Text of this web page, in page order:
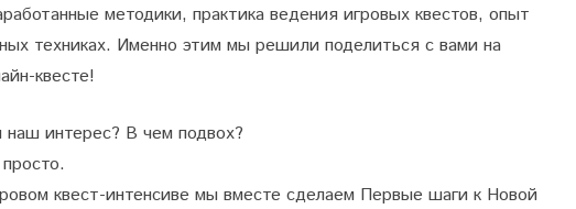
в
ю
методики, практика ведения игровых квестов, опыт
техниках. Именно этим мы решили поделиться с вами на
квесте!
интерес? В чем подвох?
квест-интенсиве мы вместе сделаем Первые шаги к Новой